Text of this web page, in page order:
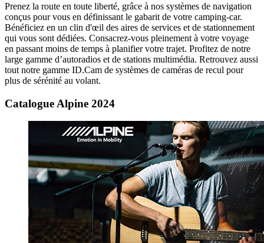
Prenez la route en toute liberté, grâce à nos systèmes de navigation
conçus pour vous en définissant le gabarit de votre camping-car.
Bénéficiez en un clin d'œil des aires de services et de stationnement
qui vous sont dédiées. Consacrez-vous pleinement à votre voyage
en passant moins de temps à planifier votre trajet. Profitez de notre
large gamme d’autoradios et de stations multimédia. Retrouvez aussi
tout notre gamme ID.Cam de systèmes de caméras de recul pour
plus de sérénité au volant.
Catalogue Alpine 2024